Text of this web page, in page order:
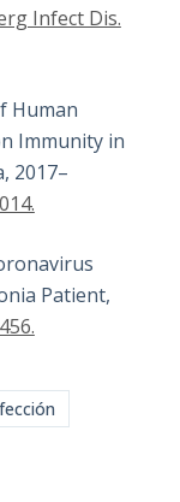
Infect Dis.
Human
Immunity in
2017–
Patient,